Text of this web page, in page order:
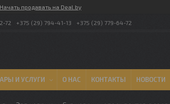
Начать продавать на Deal.by
72 +375 (29) 794-41-13 +375 (29) 779-64-72
И УСЛУГИ О НАС КОНТАКТЫ НОВОСТИ